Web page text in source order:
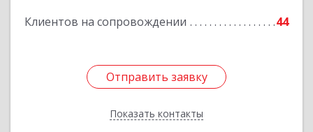
Клиентов на сопровождении 44
Отправить заявку
Показать контакты
Подробнее
Отправить заявку
Назад